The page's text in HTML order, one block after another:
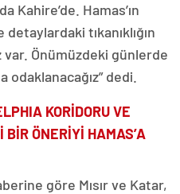
Kahire’de. Hamas’ın
tıkanıklığın
var. Önümüzdeki günlerde
dedi.
KORİDORU VE
BİR ÖNERİYİ HAMAS’A
göre Mısır ve Katar,